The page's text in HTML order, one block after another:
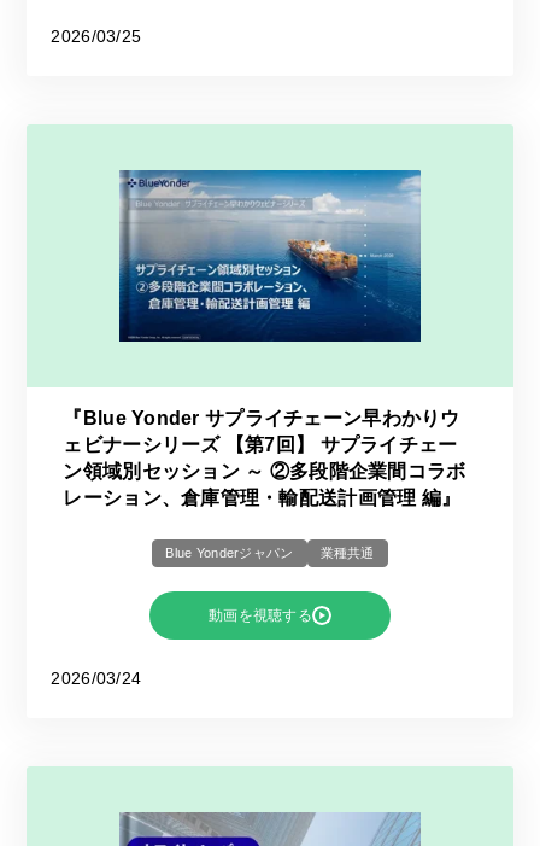
2026/03/25
『Blue Yonder サプライチェーン早わかりウ
ェビナーシリーズ 【第7回】 サプライチェー
ン領域別セッション ～ ②多段階企業間コラボ
レーション、倉庫管理・輸配送計画管理 編』
Blue Yonderジャパン 業種共通
動画を視聴する
2026/03/24